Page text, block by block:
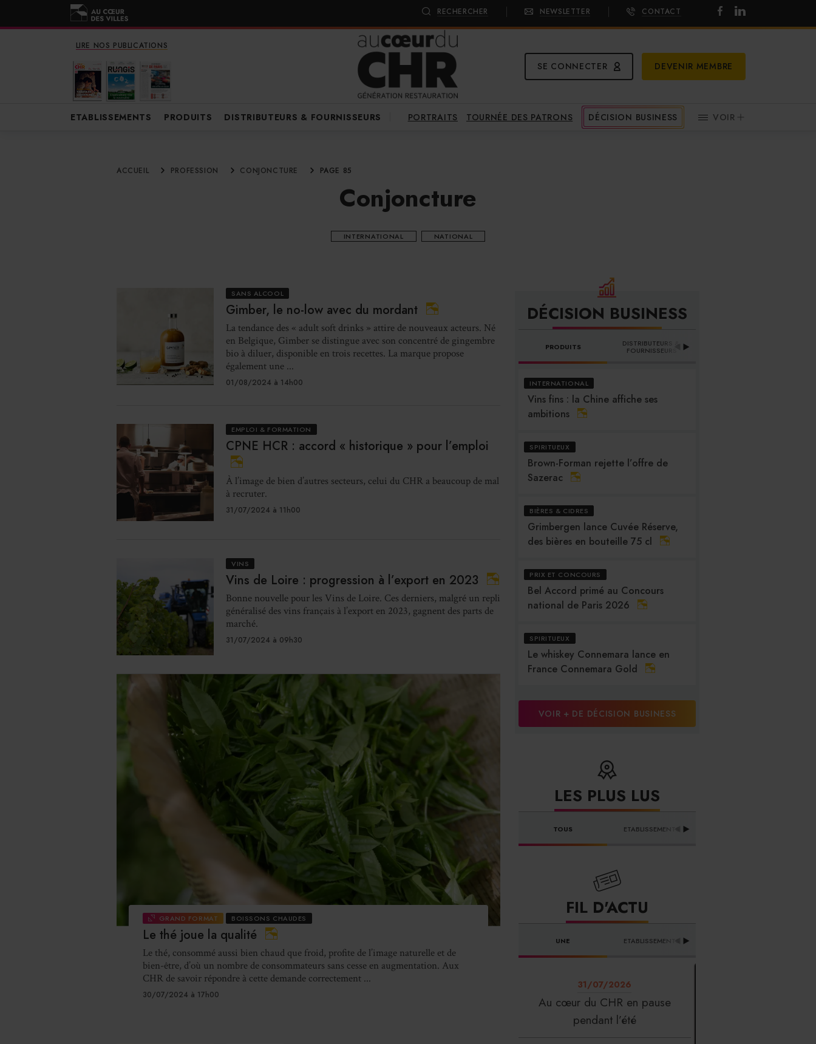
RECHERCHER NEWSLETTER CONTACT
LIRE NOS PUBLICATIONS
SE CONNECTER DEVENIR MEMBRE
ETABLISSEMENTS PRODUITS DISTRIBUTEURS & FOURNISSEURS PORTRAITS TOURNÉE DES PATRONS DÉCISION BUSINESS VOIR
ACCUEIL PROFESSION CONJONCTURE PAGE 85
Conjoncture
INTERNATIONAL NATIONAL
SANS ALCOOL
Gimber, le no-low avec du mordant
La tendance des « adult soft drinks » attire de nouveaux acteurs. Né
en Belgique, Gimber se distingue avec son concentré de gingembre
bio à diluer, disponible en trois recettes. La marque propose
également une ...
01/08/2024 à 14h00
EMPLOI & FORMATION
CPNE HCR : accord « historique » pour l’emploi
À l’image de bien d’autres secteurs, celui du CHR a beaucoup de mal
à recruter.
31/07/2024 à 11h00
VINS
Vins de Loire : progression à l’export en 2023
Bonne nouvelle pour les Vins de Loire. Ces derniers, malgré un repli
généralisé des vins français à l’export en 2023, gagnent des parts de
marché.
31/07/2024 à 09h30
GRAND FORMAT BOISSONS CHAUDES
Le thé joue la qualité
Le thé, consommé aussi bien chaud que froid, profite de l’image naturelle et de
bien-être, d’où un nombre de consommateurs sans cesse en augmentation. Aux
CHR de savoir répondre à cette demande correctement ...
30/07/2024 à 17h00
DÉCISION BUSINESS
PRODUITS DISTRIBUTEURS &
FOURNISSEURS
INTERNATIONAL
Vins fins : la Chine affiche ses
ambitions
SPIRITUEUX
Brown-Forman rejette l’offre de
Sazerac
BIÈRES & CIDRES
Grimbergen lance Cuvée Réserve,
des bières en bouteille 75 cl
PRIX ET CONCOURS
Bel Accord primé au Concours
national de Paris 2026
SPIRITUEUX
Le whiskey Connemara lance en
France Connemara Gold
VOIR + DE DÉCISION BUSINESS
LES PLUS LUS
TOUS ETABLISSEMENTS
FIL D'ACTU
UNE ETABLISSEMENTS
31/07/2026
Au cœur du CHR en pause
pendant l’été